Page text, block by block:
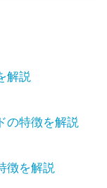
解説
の特徴を解説
徴を解説